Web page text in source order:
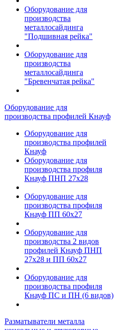
Оборудование для
производства
металлосайдинга
"Подшивная рейка"
Оборудование для
производства
металлосайдинга
"Бревенчатая рейка"
Оборудование для
производства профилей Кнауф
Оборудование для
производства профилей
Кнауф
Оборудование для
производства профиля
Кнауф ПНП 27х28
Оборудование для
производства профиля
Кнауф ПП 60х27
Оборудование для
производства 2 видов
профилей Кнауф ПНП
27х28 и ПП 60х27
Оборудование для
производства профиля
Кнауф ПС и ПН (6 видов)
Разматыватели металла